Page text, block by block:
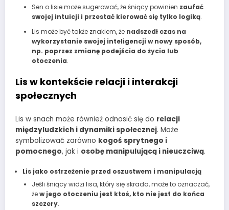
Sen o lisie może sugerować, że śniący powinien zaufać
swojej intuicji i przestać kierować się tylko logiką.
Lis może być także znakiem, że nadszedł czas na
wykorzystanie swojej inteligencji w nowy sposób,
np. poprzez zmianę podejścia do życia lub
otoczenia.
Lis w kontekście relacji i interakcji
społecznych
Lis w snach może również odnosić się do relacji
międzyludzkich i dynamiki społecznej. Może
symbolizować zarówno kogoś sprytnego i
pomocnego, jak i osobę manipulującą i nieuczciwą.
Lis jako ostrzeżenie przed oszustwem i manipulacją
Jeśli śniący widzi lisa, który się skrada, może to oznaczać,
żew jego otoczeniu jest ktoś, kto nie jest do końca
szczery.